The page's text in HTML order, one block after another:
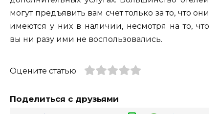
могут предъявить вам счет только за то, что они
имеются у них в наличии, несмотря на то, что
вы ни разу ими не воспользовались.
Оцените статью
Поделиться с друзьями